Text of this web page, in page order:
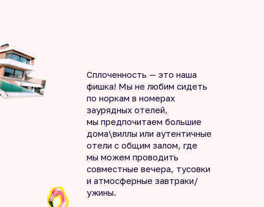
Сплоченность — это наша
фишка! Мы не любим сидеть
по норкам в номерах
заурядных отелей,
мы предпочитаем большие
дома\виллы или аутентичные
отели с общим залом, где
мы можем проводить
совместные вечера, тусовки
и атмосферные завтраки/
ужины.